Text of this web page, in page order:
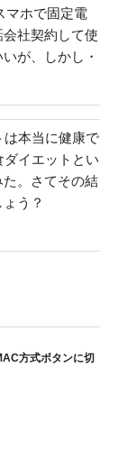
マホで固定電
社契約して使
が、しかし・
は本当に健康で
イエットとい
。さてその結
う？
方式ボタンに切